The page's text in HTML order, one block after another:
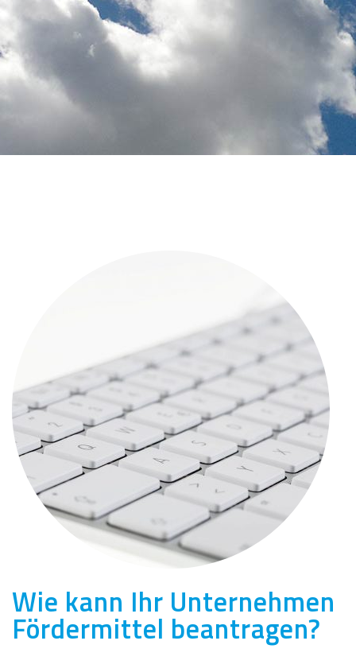
Wie kann Ihr Unternehmen
Fördermittel beantragen?